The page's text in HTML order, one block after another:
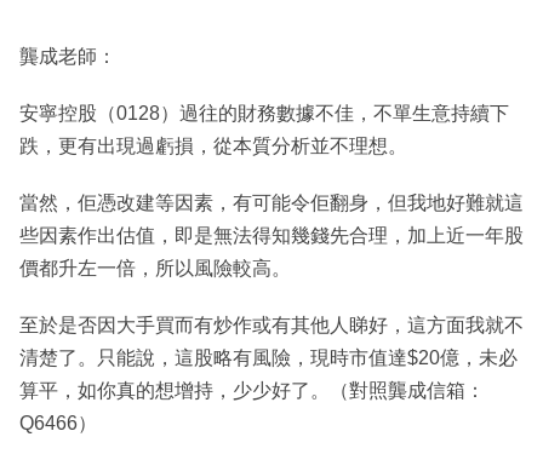
龔成老師：
安寧控股（0128）過往的財務數據不佳，不單生意持續下
跌，更有出現過虧損，從本質分析並不理想。
當然，佢憑改建等因素，有可能令佢翻身，但我地好難就這
些因素作出估值，即是無法得知幾錢先合理，加上近一年股
價都升左一倍，所以風險較高。
至於是否因大手買而有炒作或有其他人睇好，這方面我就不
清楚了。只能說，這股略有風險，現時市值達$20億，未必
算平，如你真的想增持，少少好了。（對照龔成信箱：
Q6466）